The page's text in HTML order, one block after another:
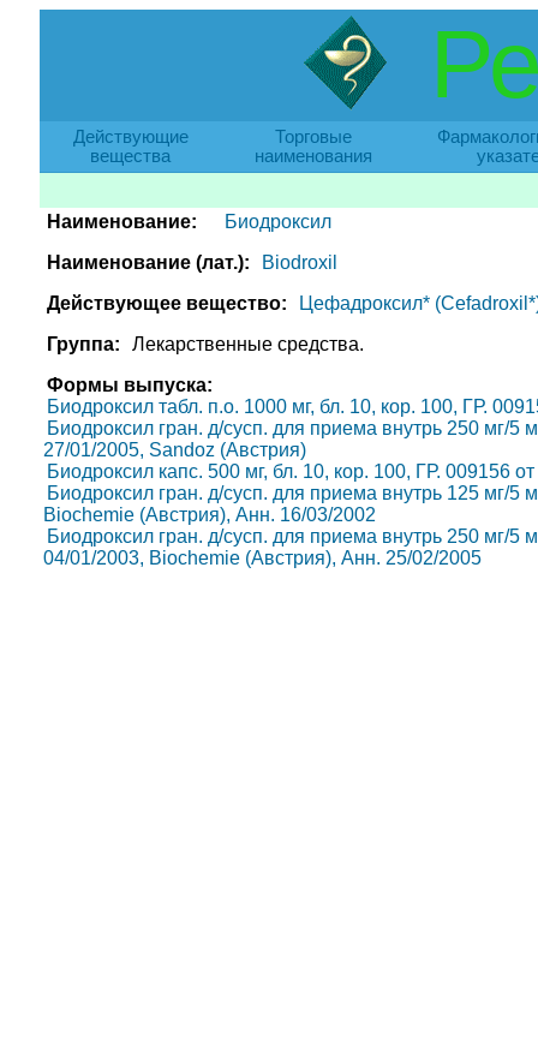
Действующие
вещества
Торговые
наименования
Наименование:
Биодроксил
Наименование (лат.):
Biodroxil
Действующее вещество:
Цефадроксил*
Группа:
Лекарственные средства.
Формы выпуска:
Биодроксил табл. п.о. 1000 мг, бл. 10, кор. 100, ГР.
Биодроксил гран. д/сусп. для приема внутрь 250 мг/5
27/01/2005, Sandoz (Австрия)
Биодроксил капс. 500 мг, бл. 10, кор. 100, ГР. 009156
Биодроксил гран. д/сусп. для приема внутрь 125 мг/
Biochemie (Австрия), Анн. 16/03/2002
Биодроксил гран. д/сусп. для приема внутрь 250 мг/5
04/01/2003, Biochemie (Австрия), Анн. 25/02/2005